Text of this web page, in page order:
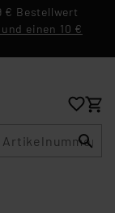
€ Bestellwert
einen 10 €